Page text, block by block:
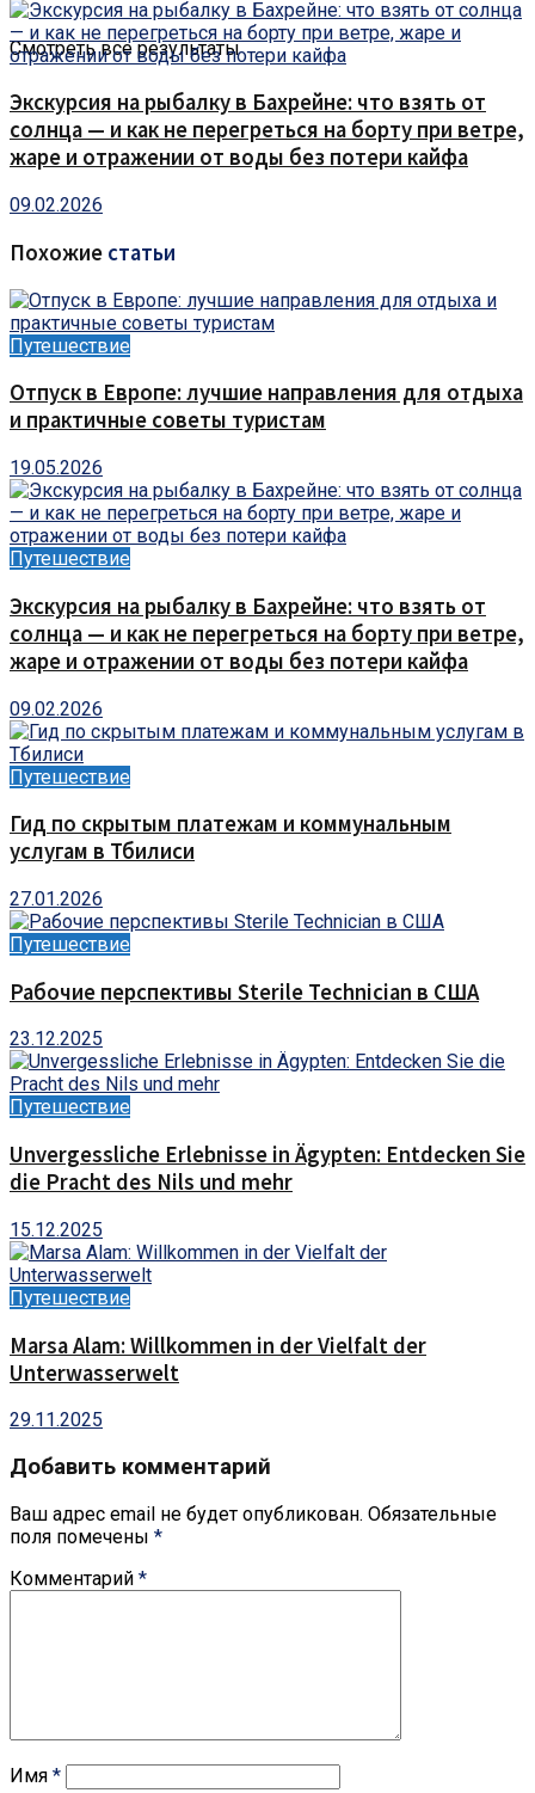
Смотреть все результаты
Экскурсия на рыбалку в Бахрейне: что взять от
солнца — и как не перегреться на борту при ветре,
жаре и отражении от воды без потери кайфа
09.02.2026
Похожие статьи
Путешествие
Отпуск в Европе: лучшие направления для отдыха
и практичные советы туристам
19.05.2026
Путешествие
Экскурсия на рыбалку в Бахрейне: что взять от
солнца — и как не перегреться на борту при ветре,
жаре и отражении от воды без потери кайфа
09.02.2026
Путешествие
Гид по скрытым платежам и коммунальным
услугам в Тбилиси
27.01.2026
Путешествие
Рабочие перспективы Sterile Technician в США
23.12.2025
Путешествие
Unvergessliche Erlebnisse in Ägypten: Entdecken Sie
die Pracht des Nils und mehr
15.12.2025
Путешествие
Marsa Alam: Willkommen in der Vielfalt der
Unterwasserwelt
29.11.2025
Добавить комментарий
Ваш адрес email не будет опубликован. Обязательные
поля помечены *
Комментарий *
Имя *